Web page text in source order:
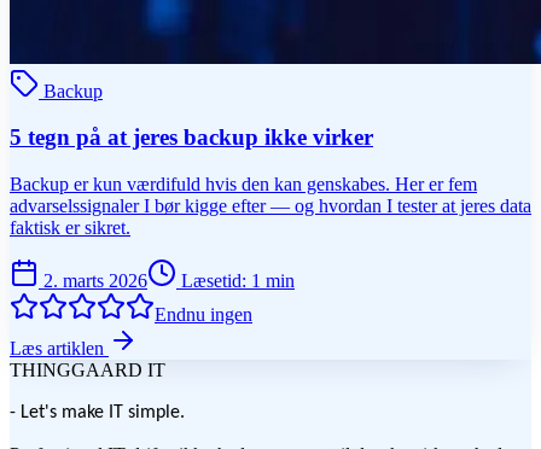
Backup
5 tegn på at jeres backup ikke virker
Backup er kun værdifuld hvis den kan genskabes. Her er fem
advarselssignaler I bør kigge efter — og hvordan I tester at jeres data
faktisk er sikret.
2. marts 2026 Læsetid: 1 min
Endnu ingen
Læs artiklen
THINGGAARD IT
- Let's make IT simple.